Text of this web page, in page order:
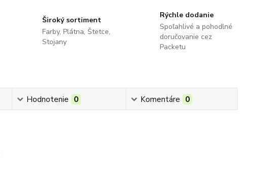
Široký sortiment
Farby, Plátna, Štetce,
Stojany
Rýchle dodanie
Spoľahlivé a pohodlné
doručovanie cez
Packetu
Hodnotenie 0 Komentáre 0